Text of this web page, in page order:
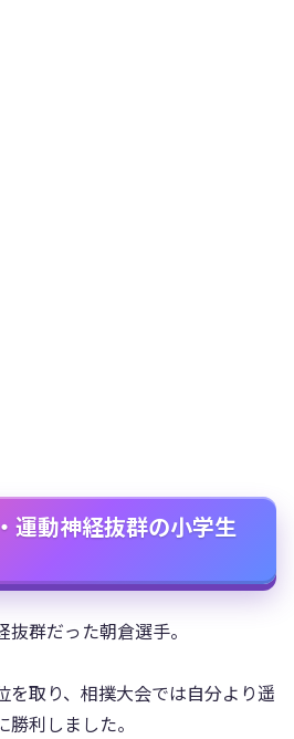
運動神経抜群の小学生
群だった朝倉選手。
を取り、相撲大会では自分より遥
利しました。